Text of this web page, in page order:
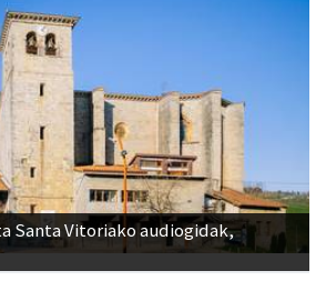
Santa Vitoriako audiogidak,